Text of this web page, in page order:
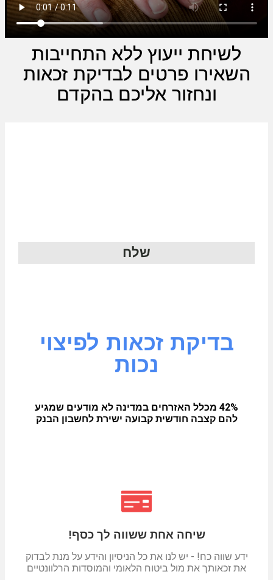
לשיחת ייעוץ ללא התחייבות
השאירו פרטים לבדיקת זכאות
ונחזור אליכם בהקדם
שלח
בדיקת זכאות לפיצוי
נכות
42% מכלל האזרחים במדינה לא מודעים שמגיע
להם קצבה חודשית קבועה ישירת לחשבון הבנק
שיחה אחת ששווה לך כסף!
ידע שווה כח! - יש לנו את כל הניסיון והידע על מנת לבדוק
את זכאותך את מול ביטוח הלאומי והמוסדות הרלוונטיים